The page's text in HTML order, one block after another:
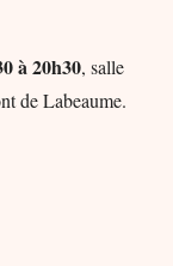
à 20h30, salle
de Labeaume.